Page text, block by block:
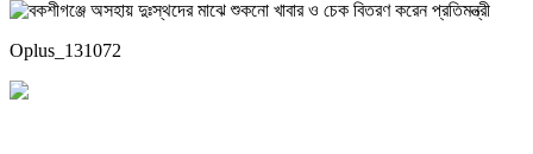
Oplus_131072